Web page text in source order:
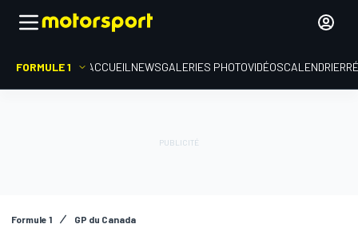
FORMULE 1 ACCUEIL NEWSGALERIES PHOTOVIDÉOSCALENDRIER
Formule 1 GP du Canada